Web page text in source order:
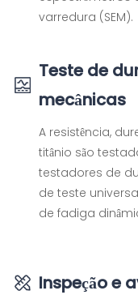
varredura (SEM).
Teste de
mecânicas
A resistência,
titânio são
testadores de
de teste
de fadiga
Inspeção e